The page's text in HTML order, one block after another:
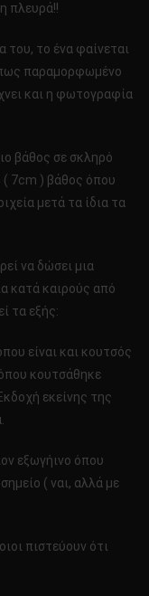
πλευρά!!
του, το ένα φαίνεται
παραμορφωμένο
και η φωτογραφία
βάθος σε σκληρό
( 7cm ) βάθος όπου
μετά τα ίδια τα
να δώσει μια
κατά καιρούς από
τα εξής:
είναι και κουτσός
κουτσάθηκε
εκείνης της
εξωγήινο όπου
( ναι, αλλά με
πιστεύουν ότι